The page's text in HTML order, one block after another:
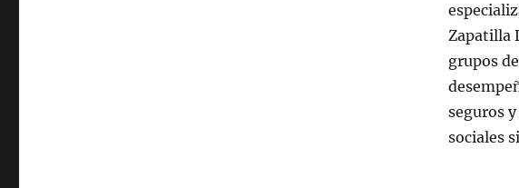
Zapatilla
grupos
seguros
sociales